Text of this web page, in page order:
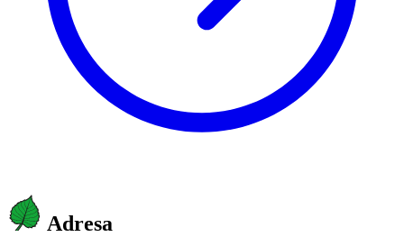
Adresa